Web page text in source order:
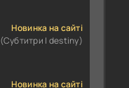
Новинка на сайті
(Субтитри | destiny)
Новинка на сайті